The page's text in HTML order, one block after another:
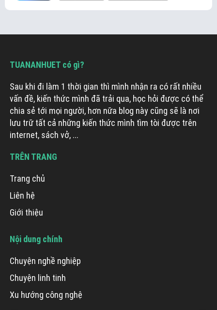
TUANANHUET có gì?
Sau khi đi làm 1 thời gian thì mình nhận ra có rất nhiều
vấn đề, kiến thức mình đã trải qua, học hỏi được có thể
chia sẻ tới mọi người, hơn nữa blog này cũng sẽ là nơi
lưu trữ tất cả những kiến thức mình tìm tòi được trên
internet, sách vở, ...
TRÊN TRANG
Trang chủ
Liên hệ
Giới thiệu
Nội dung chính
Chuyện nghề nghiệp
Chuyện linh tinh
Xu hướng công nghệ